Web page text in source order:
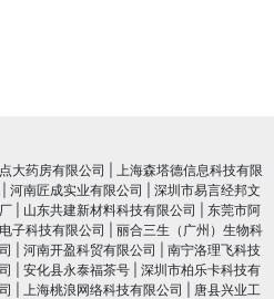
大药房有限公司
上海森塔德信息科技有限
河南匠成实业有限公司
深圳市易言经邦文
山东共建新材料科技有限公司
东莞市阿
子科技有限公司
丽合三生（广州）生物科
河南开盈科贸有限公司
南宁洛理飞科技
安化县永泰福茶号
深圳市柏乐卡科技有
上海桃浪网络科技有限公司
唐县兴业工